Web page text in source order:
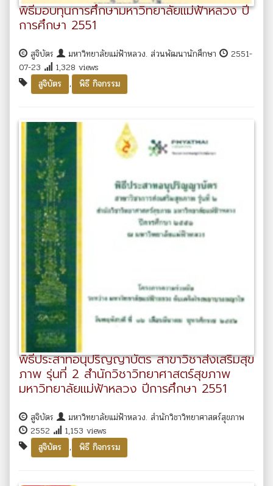
พิธีมอบทุนการศึกษามหาวิทยาลัยแม่ฟ้าหลวง ปี
การศึกษา 2551
สูจิบัตร มหาวิทยาลัยแม่ฟ้าหลวง. ส่วนพัฒนานักศึกษา
2551-
07-23
1,328 views
สูจิบัตร
, พิธี กิจกรรม
พิธีประสาทอนุปริญญาบัตร สาขาวิชาส่งเสริมสุข
ภาพ รุ่นที่ 2 สำนักวิชาวิทยาศาสตร์สุขภาพ
มหาวิทยาลัยแม่ฟ้าหลวง ปีการศึกษา 2551
สูจิบัตร
มหาวิทยาลัยแม่ฟ้าหลวง. สำนักวิชาวิทยาศาสตร์สุขภาพ
2552
1,153 views
สูจิบัตร
, พิธี กิจกรรม